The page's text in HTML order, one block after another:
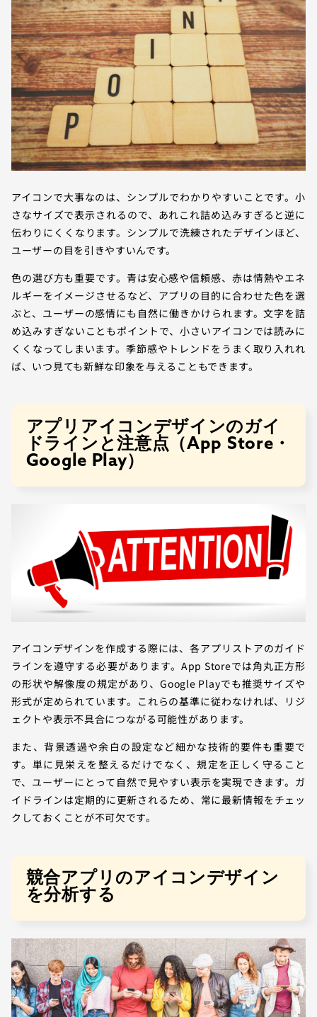
アイコンで大事なのは、シンプルでわかりやすいことです。小
さなサイズで表示されるので、あれこれ詰め込みすぎると逆に
伝わりにくくなります。シンプルで洗練されたデザインほど、
ユーザーの目を引きやすいんです。
色の選び方も重要です。青は安心感や信頼感、赤は情熱やエネ
ルギーをイメージさせるなど、アプリの目的に合わせた色を選
ぶと、ユーザーの感情にも自然に働きかけられます。文字を詰
め込みすぎないこともポイントで、小さいアイコンでは読みに
くくなってしまいます。季節感やトレンドをうまく取り入れれ
ば、いつ見ても新鮮な印象を与えることもできます。
アプリアイコンデザインのガイ
ドラインと注意点（App Store・
Google Play）
アイコンデザインを作成する際には、各アプリストアのガイド
ラインを遵守する必要があります。App Storeでは角丸正方形
の形状や解像度の規定があり、Google Playでも推奨サイズや
形式が定められています。これらの基準に従わなければ、リジ
ェクトや表示不具合につながる可能性があります。
また、背景透過や余白の設定など細かな技術的要件も重要で
す。単に見栄えを整えるだけでなく、規定を正しく守ること
で、ユーザーにとって自然で見やすい表示を実現できます。ガ
イドラインは定期的に更新されるため、常に最新情報をチェッ
クしておくことが不可欠です。
競合アプリのアイコンデザイン
を分析する